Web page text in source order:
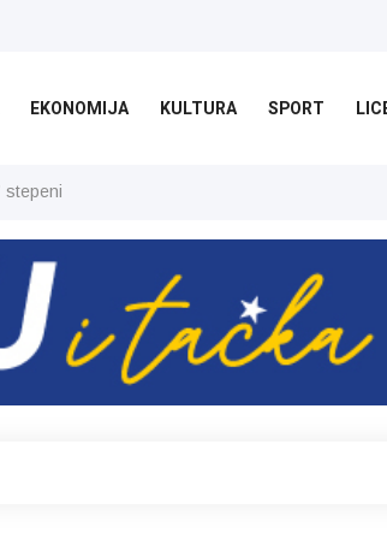
EKONOMIJA KULTURA SPORT
stepeni